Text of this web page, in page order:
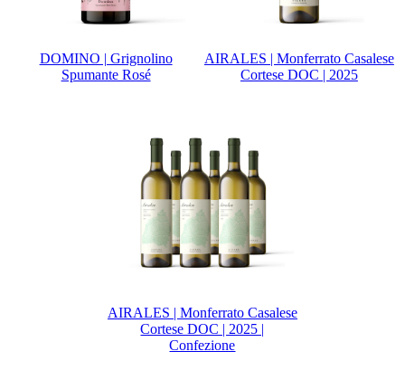
DOMINO | Grignolino
Spumante Rosé
AIRALES | Monferrato Casalese
Cortese DOC | 2025
AIRALES | Monferrato Casalese
Cortese DOC | 2025 |
Confezione